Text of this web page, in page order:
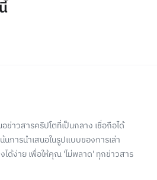
ข่าวสารคริปโตที่เป็นกลาง เชื่อถือได้
นการนำเสนอในรูปแบบของการเล่า
ได้ง่าย เพื่อให้คุณ 'ไม่พลาด' ทุกข่าวสาร